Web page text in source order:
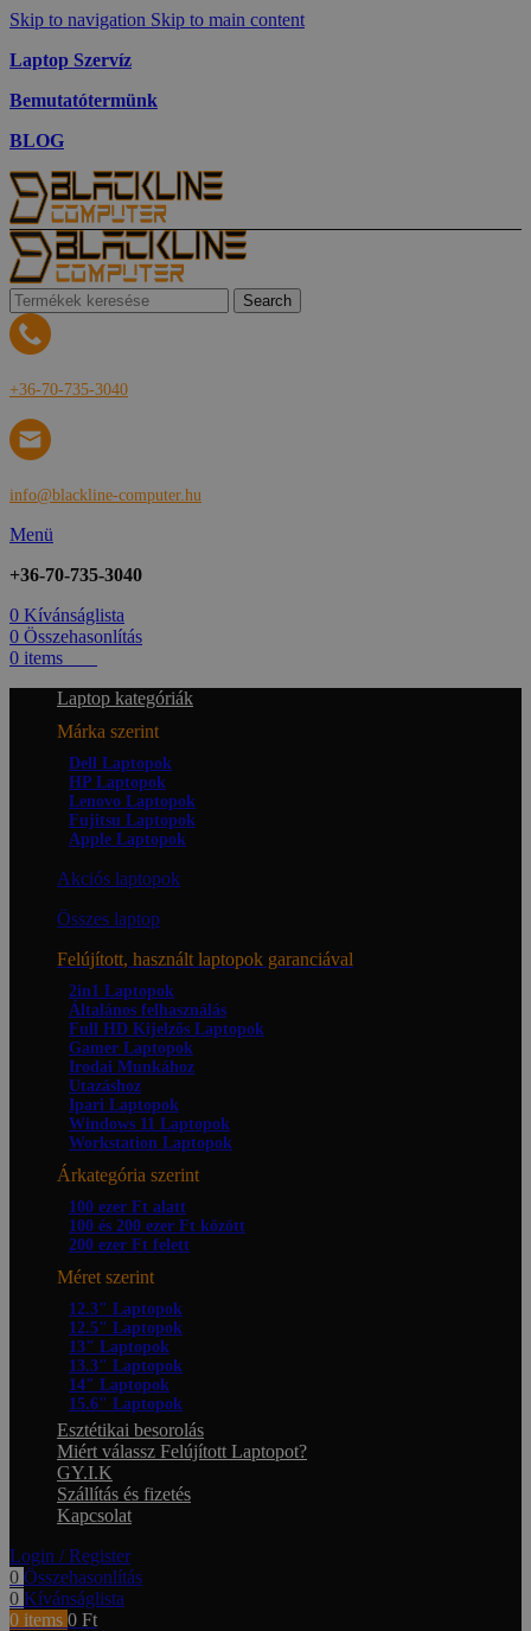
Skip to navigation Skip to main content
Laptop Szervíz
Bemutatótermünk
BLOG
Search
+36-70-735-3040
info@blackline-computer.hu
Menü
+36-70-735-3040
0 Kívánságlista
0 Összehasonlítás
0 items
Laptop kategóriák
Márka szerint
Dell Laptopok
HP Laptopok
Lenovo Laptopok
Fujitsu Laptopok
Apple Laptopok
Akciós laptopok
Összes laptop
Felújított, használt laptopok garanciával
2in1 Laptopok
Általános felhasználás
Full HD Kijelzős Laptopok
Gamer Laptopok
Irodai Munkához
Utazáshoz
Ipari Laptopok
Windows 11 Laptopok
Workstation Laptopok
Árkategória szerint
100 ezer Ft alatt
100 és 200 ezer Ft között
200 ezer Ft felett
Méret szerint
12.3" Laptopok
12.5" Laptopok
13" Laptopok
13.3" Laptopok
14" Laptopok
15.6" Laptopok
Esztétikai besorolás
Miért válassz Felújított Laptopot?
GY.I.K
Szállítás és fizetés
Kapcsolat
Login / Register
0 Összehasonlítás
0 Kívánságlista
0 items 0 Ft